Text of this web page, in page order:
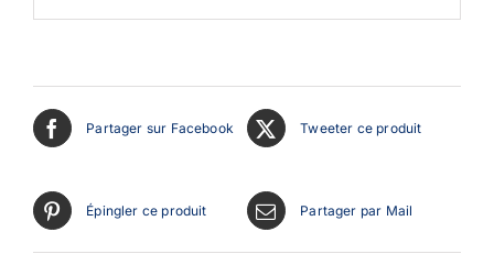
Partager sur Facebook Tweeter ce produit
Épingler ce produit Partager par Mail